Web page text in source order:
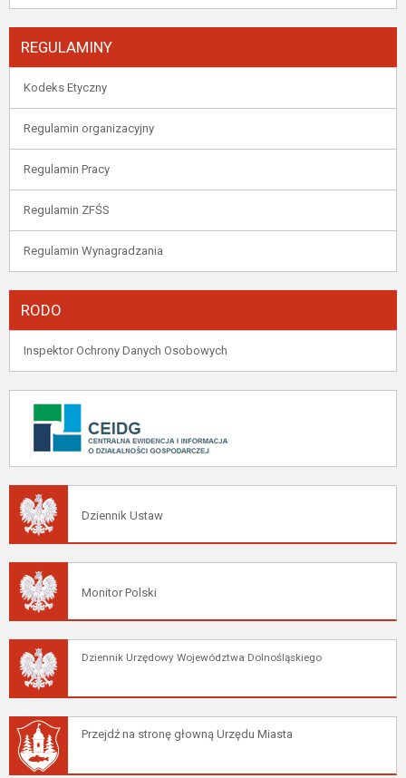
REGULAMINY
Kodeks Etyczny
Regulamin organizacyjny
Regulamin Pracy
Regulamin ZFŚS
Regulamin Wynagradzania
RODO
Inspektor Ochrony Danych Osobowych
Dziennik Ustaw
Monitor Polski
Dziennik Urzędowy Województwa Dolnośląskiego
Przejdź na stronę głowną Urzędu Miasta